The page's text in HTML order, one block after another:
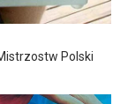
Polski